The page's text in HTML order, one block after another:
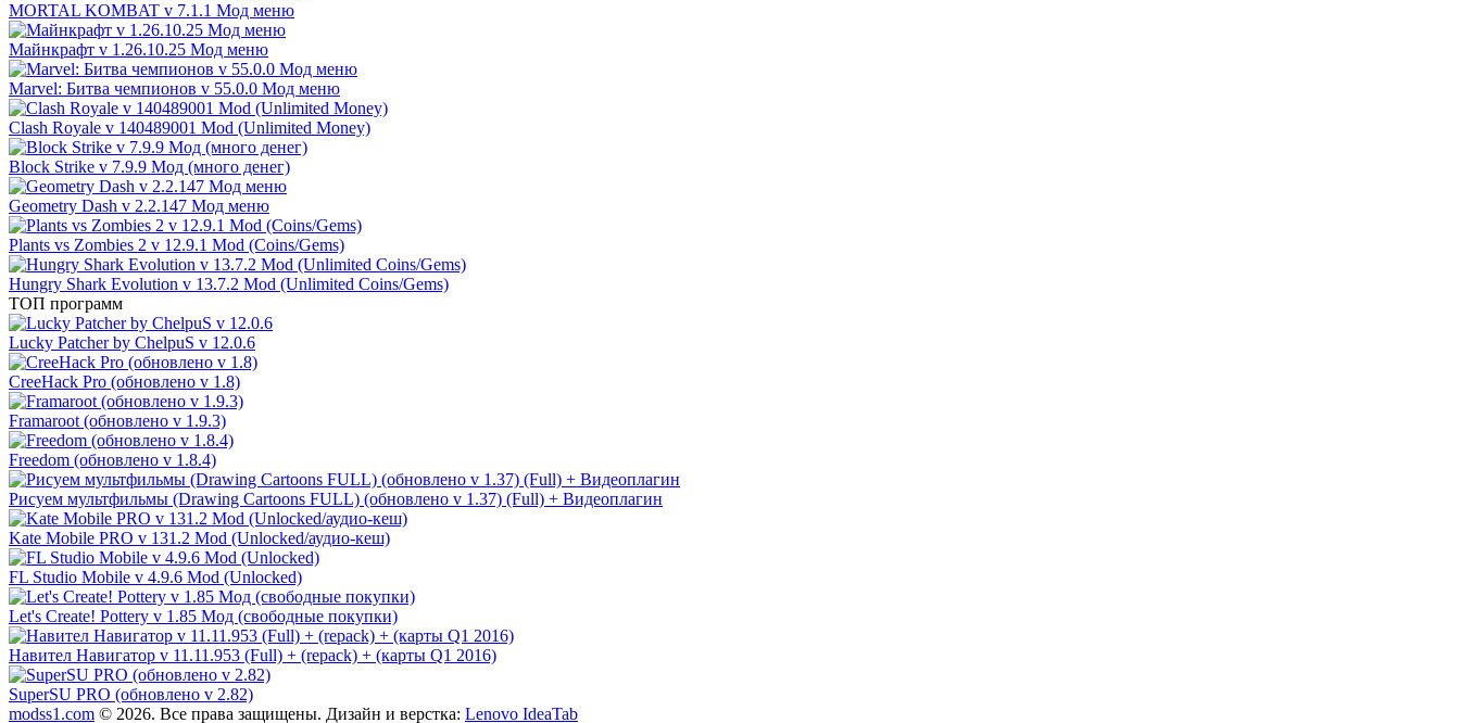
MORTAL KOMBAT v 7.1.1 Мод меню
Майнкрафт v 1.26.10.25 Мод меню
Marvel: Битва чемпионов v 55.0.0 Мод меню
Clash Royale v 140489001 Mod (Unlimited Money)
Block Strike v 7.9.9 Мод (много денег)
Geometry Dash v 2.2.147 Мод меню
Plants vs Zombies 2 v 12.9.1 Mod (Coins/Gems)
Hungry Shark Evolution v 13.7.2 Mod (Unlimited Coins/Gems)
ТОП программ
Lucky Patcher by ChelpuS v 12.0.6
CreeHack Pro (обновлено v 1.8)
Framaroot (обновлено v 1.9.3)
Freedom (обновлено v 1.8.4)
Рисуем мультфильмы (Drawing Cartoons FULL) (обновлено v 1.37) (Full) + Видеоплагин
Kate Mobile PRO v 131.2 Mod (Unlocked/аудио-кеш)
FL Studio Mobile v 4.9.6 Mod (Unlocked)
Let's Create! Pottery v 1.85 Мод (свободные покупки)
Навител Навигатор v 11.11.953 (Full) + (repack) + (карты Q1 2016)
SuperSU PRO (обновлено v 2.82)
modss1.com © 2026. Все права защищены. Дизайн и верстка: Lenovo IdeaTab